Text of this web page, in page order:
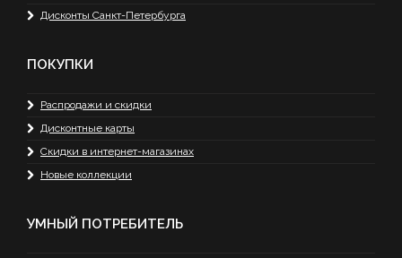
Дисконты Санкт-Петербурга
ПОКУПКИ
Распродажи и скидки
Дисконтные карты
Скидки в интернет-магазинах
Новые коллекции
УМНЫЙ ПОТРЕБИТЕЛЬ